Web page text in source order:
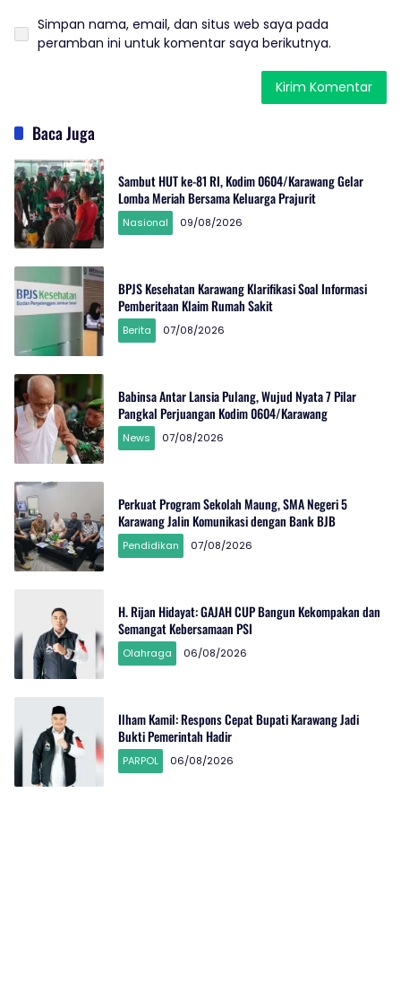
Simpan nama, email, dan situs web saya pada
peramban ini untuk komentar saya berikutnya.
Baca Juga
Sambut HUT ke-81 RI, Kodim 0604/Karawang Gelar
Lomba Meriah Bersama Keluarga Prajurit
Nasional 09/08/2026
BPJS Kesehatan Karawang Klarifikasi Soal Informasi
Pemberitaan Klaim Rumah Sakit
Berita 07/08/2026
Babinsa Antar Lansia Pulang, Wujud Nyata 7 Pilar
Pangkal Perjuangan Kodim 0604/Karawang
News 07/08/2026
Perkuat Program Sekolah Maung, SMA Negeri 5
Karawang Jalin Komunikasi dengan Bank BJB
Pendidikan 07/08/2026
H. Rijan Hidayat: GAJAH CUP Bangun Kekompakan dan
Semangat Kebersamaan PSI
Olahraga 06/08/2026
Ilham Kamil: Respons Cepat Bupati Karawang Jadi
Bukti Pemerintah Hadir
PARPOL 06/08/2026